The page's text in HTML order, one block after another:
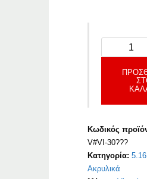
Κωδικός
V#VI-30???
Κατηγορία:
Ακρυλικά